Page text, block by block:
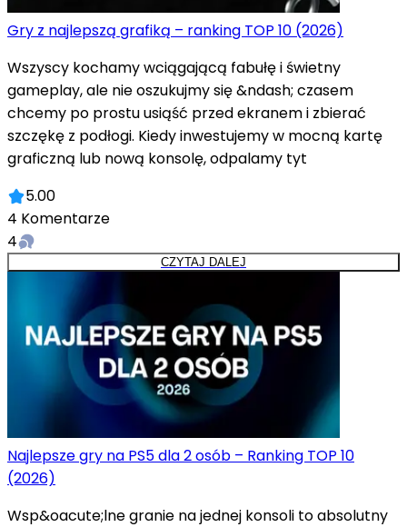
Gry z najlepszą grafiką – ranking TOP 10 (2026)
Wszyscy kochamy wciągającą fabułę i świetny
gameplay, ale nie oszukujmy się &ndash; czasem
chcemy po prostu usiąść przed ekranem i zbierać
szczękę z podłogi. Kiedy inwestujemy w mocną kartę
graficzną lub nową konsolę, odpalamy tyt
5.00
4 Komentarze
4
CZYTAJ DALEJ
Najlepsze gry na PS5 dla 2 osób – Ranking TOP 10
(2026)
Wsp&oacute;lne granie na jednej konsoli to absolutny